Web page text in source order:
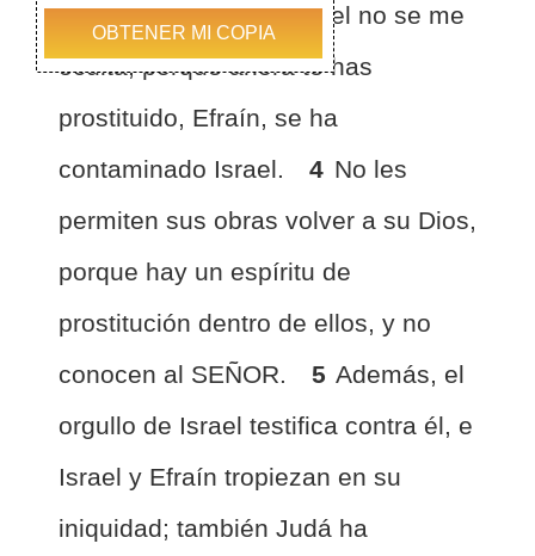
conozco a Efraín, e Israel no se me
oculta; porque ahora te has
prostituido, Efraín, se ha
contaminado Israel.
4 No les
permiten sus obras volver a su Dios,
porque hay un espíritu de
prostitución dentro de ellos, y no
conocen al SEÑOR.
5 Además, el
orgullo de Israel testifica contra él, e
Israel y Efraín tropiezan en su
iniquidad; también Judá ha